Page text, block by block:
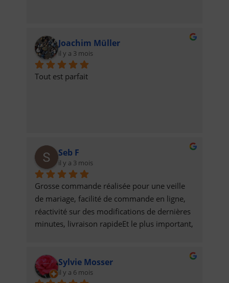
Joachim Müller
il y a 3 mois
Tout est parfait
Seb F
il y a 3 mois
Grosse commande réalisée pour une veille
de mariage, facilité de commande en ligne,
réactivité sur des modifications de dernières
minutes, livraison rapideEt le plus important,
Sylvie Mosser
il y a 6 mois